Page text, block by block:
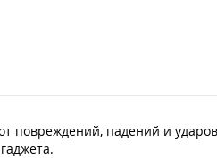
падений и